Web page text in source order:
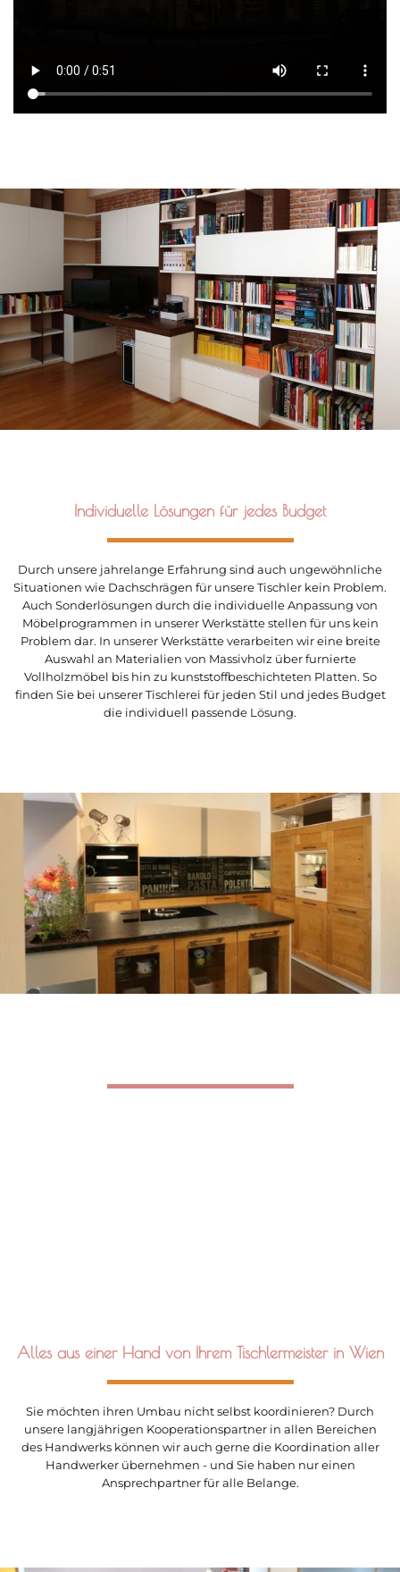
Individuelle Lösungen für jedes Budget
Durch unsere jahrelange Erfahrung sind auch ungewöhnliche
Situationen wie Dachschrägen für unsere Tischler kein Problem.
Auch Sonderlösungen durch die individuelle Anpassung von
Möbelprogrammen in unserer Werkstätte stellen für uns kein
Problem dar. In unserer Werkstätte verarbeiten wir eine breite
Auswahl an Materialien von Massivholz über furnierte
Vollholzmöbel bis hin zu kunststoffbeschichteten Platten. So
finden Sie bei unserer Tischlerei für jeden Stil und jedes Budget
die individuell passende Lösung.
Alles aus einer Hand von Ihrem Tischlermeister in Wien
Sie möchten ihren Umbau nicht selbst koordinieren? Durch
unsere langjährigen Kooperationspartner in allen Bereichen
des Handwerks können wir auch gerne die Koordination aller
Handwerker übernehmen - und Sie haben nur einen
Ansprechpartner für alle Belange.